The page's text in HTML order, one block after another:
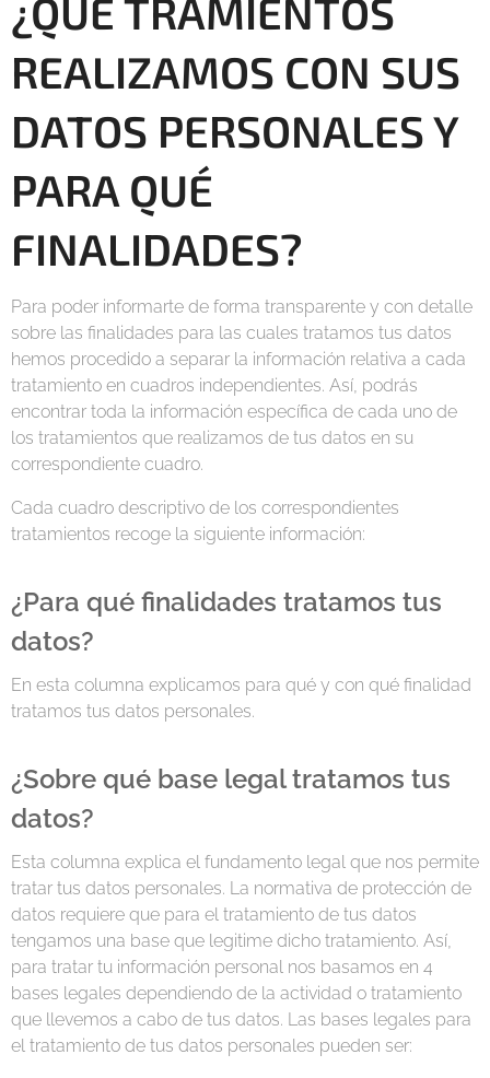
¿QUÉ TRAMIENTOS
REALIZAMOS CON SUS
DATOS PERSONALES Y
PARA QUÉ
FINALIDADES?
Para poder informarte de forma transparente y con detalle
sobre las finalidades para las cuales tratamos tus datos
hemos procedido a separar la información relativa a cada
tratamiento en cuadros independientes. Así, podrás
encontrar toda la información específica de cada uno de
los tratamientos que realizamos de tus datos en su
correspondiente cuadro.
Cada cuadro descriptivo de los correspondientes
tratamientos recoge la siguiente información:
¿Para qué finalidades tratamos tus
datos?
En esta columna explicamos para qué y con qué finalidad
tratamos tus datos personales.
¿Sobre qué base legal tratamos tus
datos?
Esta columna explica el fundamento legal que nos permite
tratar tus datos personales. La normativa de protección de
datos requiere que para el tratamiento de tus datos
tengamos una base que legitime dicho tratamiento. Así,
para tratar tu información personal nos basamos en 4
bases legales dependiendo de la actividad o tratamiento
que llevemos a cabo de tus datos. Las bases legales para
el tratamiento de tus datos personales pueden ser: